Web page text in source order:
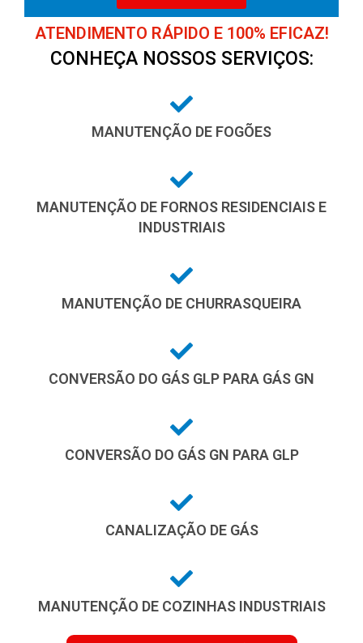
ATENDIMENTO RÁPIDO E 100% EFICAZ!
CONHEÇA NOSSOS SERVIÇOS:
MANUTENÇÃO DE FOGÕES
MANUTENÇÃO DE FORNOS RESIDENCIAIS E
INDUSTRIAIS
MANUTENÇÃO DE CHURRASQUEIRA
CONVERSÃO DO GÁS GLP PARA GÁS GN
CONVERSÃO DO GÁS GN PARA GLP
CANALIZAÇÃO DE GÁS
MANUTENÇÃO DE COZINHAS INDUSTRIAIS